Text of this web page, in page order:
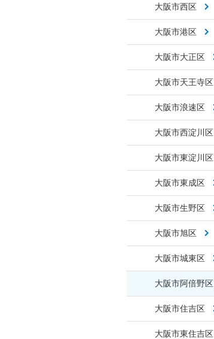
大阪市西区
大阪市港区
大阪市大正区
大阪市天王寺区
大阪市浪速区
大阪市西淀川区
大阪市東淀川区
大阪市東成区
大阪市生野区
大阪市旭区
大阪市城東区
大阪市阿倍野区
大阪市住吉区
大阪市東住吉区